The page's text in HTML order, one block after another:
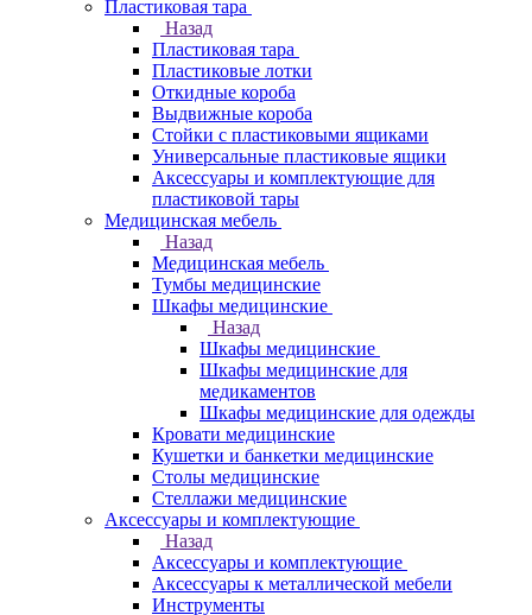
Пластиковая тара
Назад
Пластиковая тара
Пластиковые лотки
Откидные короба
Выдвижные короба
Стойки с пластиковыми ящиками
Универсальные пластиковые ящики
Аксессуары и комплектующие для
пластиковой тары
Медицинская мебель
Назад
Медицинская мебель
Тумбы медицинские
Шкафы медицинские
Назад
Шкафы медицинские
Шкафы медицинские для
медикаментов
Шкафы медицинские для одежды
Кровати медицинские
Кушетки и банкетки медицинские
Столы медицинские
Стеллажи медицинские
Аксессуары и комплектующие
Назад
Аксессуары и комплектующие
Аксессуары к металлической мебели
Инструменты